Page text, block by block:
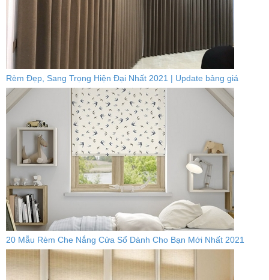
Rèm Đẹp, Sang Trọng Hiện Đại Nhất 2021 | Update bảng giá
20 Mẫu Rèm Che Nắng Cửa Sổ Dành Cho Bạn Mới Nhất 2021